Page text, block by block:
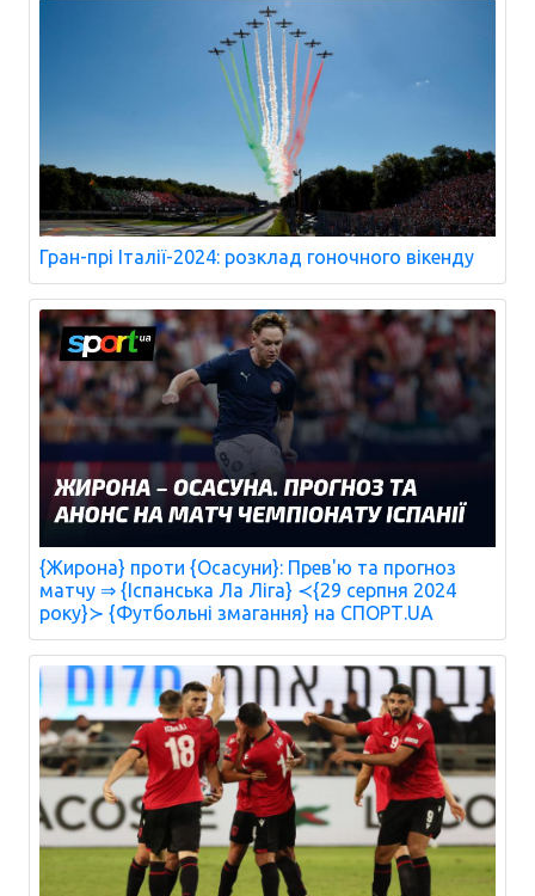
Гран-прі Італії-2024: розклад гоночного вікенду
{Жирона} проти {Осасуни}: Прев'ю та прогноз
матчу ⇒ {Іспанська Ла Ліга} ≺{29 серпня 2024
року}≻ {Футбольні змагання} на СПОРТ.UA